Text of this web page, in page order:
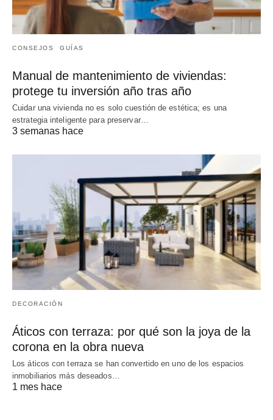
CONSEJOS GUÍAS
Manual de mantenimiento de viviendas:
protege tu inversión año tras año
Cuidar una vivienda no es solo cuestión de estética; es una
estrategia inteligente para preservar…
3 semanas hace
DECORACIÓN
Áticos con terraza: por qué son la joya de la
corona en la obra nueva
Los áticos con terraza se han convertido en uno de los espacios
inmobiliarios más deseados…
1 mes hace